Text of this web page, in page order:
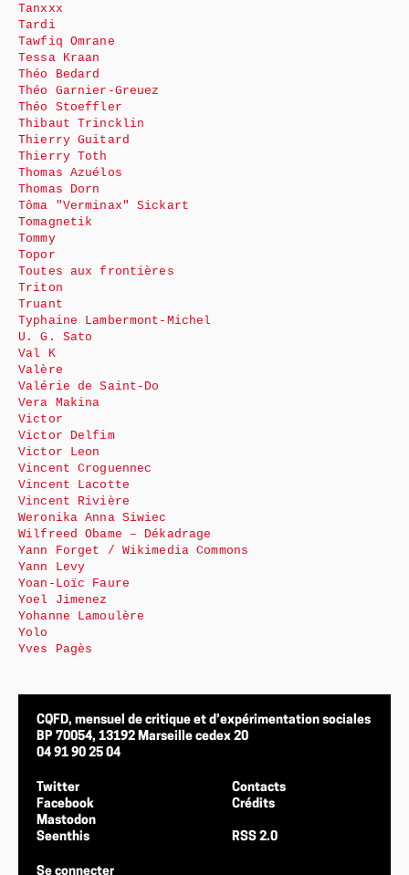
Tanxxx
Tardi
Tawfiq Omrane
Tessa Kraan
Théo Bedard
Théo Garnier-Greuez
Théo Stoeffler
Thibaut Trincklin
Thierry Guitard
Thierry Toth
Thomas Azuélos
Thomas Dorn
Tôma "Verminax" Sickart
Tomagnetik
Tommy
Topor
Toutes aux frontières
Triton
Truant
Typhaine Lambermont-Michel
U. G. Sato
Val K
Valère
Valérie de Saint-Do
Vera Makina
Victor
Victor Delfim
Victor Leon
Vincent Croguennec
Vincent Lacotte
Vincent Rivière
Weronika Anna Siwiec
Wilfreed Obame – Dékadrage
Yann Forget / Wikimedia Commons
Yann Levy
Yoan-Loïc Faure
Yoel Jimenez
Yohanne Lamoulère
Yolo
Yves Pagès
CQFD, mensuel de critique et d’expérimentation sociales
BP 70054, 13192 Marseille cedex 20
04 91 90 25 04
Twitter
Facebook
Mastodon
Seenthis
Contacts
Crédits
RSS 2.0
Se connecter